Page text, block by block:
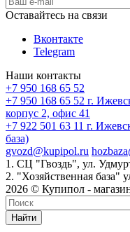
Оставайтесь на связи
Вконтакте
Telegram
Наши контакты
+7 950 168 65 52
+7 950 168 65 52 г.
корпус 2, офис 41
+7 922 501 63 11 г.
база)
gvozd@kupipol.ru
1. СЦ "Гвоздь", ул.
2. "Хозяйственная база"
2026 © Купипол -
Найти